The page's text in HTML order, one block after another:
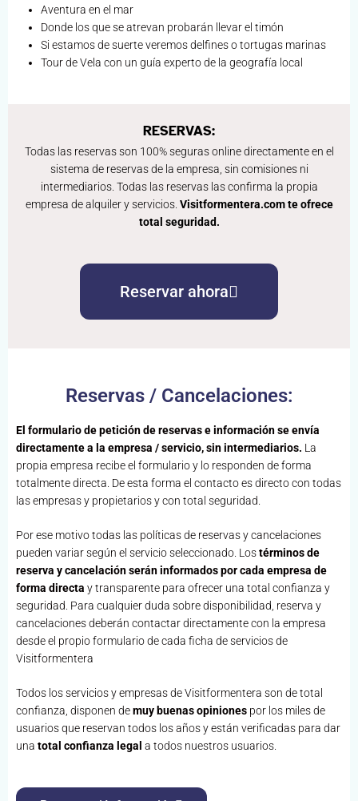
RESERVAS:
Todas las reservas son 100% seguras online directamente en el
sistema de reservas de la empresa, sin comisiones ni
intermediarios. Todas las reservas las confirma la propia
empresa de alquiler y servicios. Visitformentera.com te ofrece
total seguridad.
Reservar ahora
Aventura en el mar
Donde los que se atrevan probarán llevar el timón
Si estamos de suerte veremos delfines o tortugas marinas
Tour de Vela con un guía experto de la geografía local
Reservas / Cancelaciones:
El formulario de petición de reservas e información se envía
directamente a la empresa / servicio, sin intermediarios. La
propia empresa recibe el formulario y lo responden de forma
totalmente directa. De esta forma el contacto es directo con todas
las empresas y propietarios y con total seguridad.
Por ese motivo todas las políticas de reservas y cancelaciones
pueden variar según el servicio seleccionado. Lostérminos de
reserva y cancelación serán informados por cada empresa de
forma directa y transparente para ofrecer una total confianza y
seguridad. Para cualquier duda sobre disponibilidad, reserva y
cancelaciones deberán contactar directamente con la empresa
desde el propio formulario de cada ficha de servicios de
Visitformentera
Todos los servicios y empresas de Visitformentera son de total
confianza, disponen demuy buenas opiniones por los miles de
usuarios que reservan todos los años y están verificadas para dar
una total confianza legal a todos nuestros usuarios.